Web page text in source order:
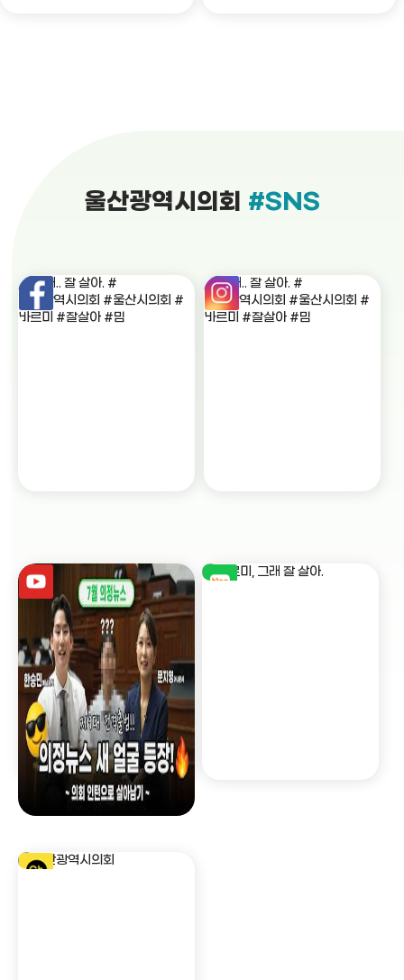
울산광역시의회 #SNS